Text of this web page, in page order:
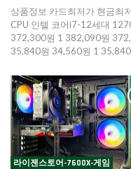
상품정보 카드최저가 현금최
CPU 인텔 코어i7-12세대
372,300원 1 382,090원
35,840원 34,560원 1
라이젠스토어-7600X-게임